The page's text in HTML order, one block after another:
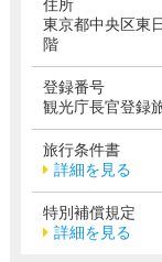
住所
東京都中央区東
階
登録番号
観光庁長官登録
旅行条件書
詳細を見る
特別補償規定
詳細を見る